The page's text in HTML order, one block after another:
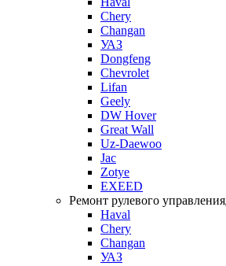
Chery
Changan
УАЗ
Dongfeng
Chevrolet
Lifan
Geely
DW Hover
Great Wall
Uz-Daewoo
Jac
Zotye
EXEED
Ремонт рулевого управления
Haval
Chery
Changan
УАЗ